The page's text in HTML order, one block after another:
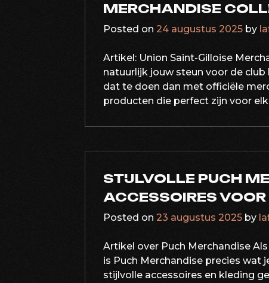
MERCHANDISE
Posted on 24 augustus 2025 by
Artikel: Union Saint-Gilloise
natuurlijk jouw steun voor de
dat te doen dan met officiële
producten die perfect zijn voor
STIJLVOLLE PUCH
ACCESSOIRES
Posted on 23 augustus 2025 by
Artikel over Puch Merchandise
is Puch Merchandise precies
stijlvolle accessoires en kleding